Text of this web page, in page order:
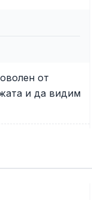
от
и да видим